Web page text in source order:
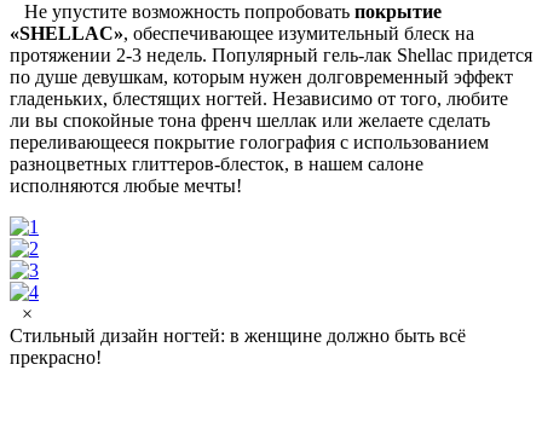
Не упустите возможность попробовать покрытие
«SHELLAC», обеспечивающее изумительный блеск на
протяжении 2-3 недель. Популярный гель-лак Shellac придется
по душе девушкам, которым нужен долговременный эффект
гладеньких, блестящих ногтей. Независимо от того, любите
ли вы спокойные тона френч шеллак или желаете сделать
переливающееся покрытие голография с использованием
разноцветных глиттеров-блесток, в нашем салоне
исполняются любые мечты!
×
Стильный дизайн ногтей: в женщине должно быть всё
прекрасно!